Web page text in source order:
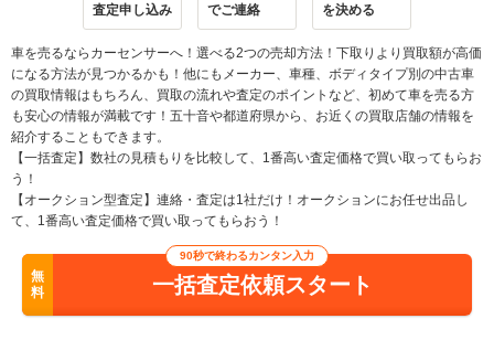
査定申し込み
でご連絡
を決める
車を売るならカーセンサーへ！選べる2つの売却方法！下取りより買取額が高価
になる方法が見つかるかも！他にもメーカー、車種、ボディタイプ別の中古車
の買取情報はもちろん、買取の流れや査定のポイントなど、初めて車を売る方
も安心の情報が満載です！五十音や都道府県から、お近くの買取店舗の情報を
紹介することもできます。
【一括査定】数社の見積もりを比較して、1番高い査定価格で買い取ってもらお
う！
【オークション型査定】連絡・査定は1社だけ！オークションにお任せ出品し
て、1番高い査定価格で買い取ってもらおう！
無
料
90秒で終わるカンタン入力
一括査定依頼スタート